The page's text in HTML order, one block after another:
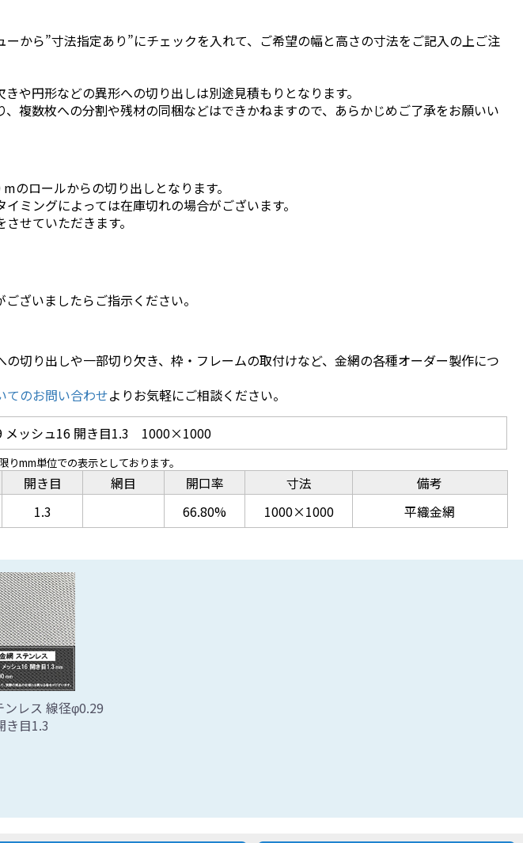
から”寸法指定あり”にチェックを入れて、ご希望の幅と高さの寸法をご記入の上ご注
や円形などの異形への切り出しは別途見積もりとなります。
複数枚への分割や残材の同梱などはできかねますので、あらかじめご了承をお願いい
のロールからの切り出しとなります。
ミングによっては在庫切れの場合がございます。
せていただきます。
ざいましたらご指示ください。
切り出しや一部切り欠き、枠・フレームの取付けなど、金網の各種オーダー製作につ
てのお問い合わせよりお気軽にご相談ください。
メッシュ16 開き目1.3 1000×1000
mm単位での表示としております。
開き目
1.3
網目
開口率
66.80%
寸法
1000×1000
備考
平織金網
レス 線径φ0.29
き目1.3